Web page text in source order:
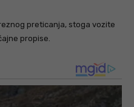
preticanja, stoga vozite
propise.